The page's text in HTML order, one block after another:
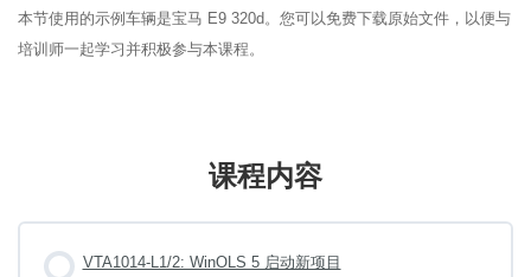
本节使用的示例车辆是宝马 E9 320d。您可以免费下载原始文件，以便与
培训师一起学习并积极参与本课程。
课程内容
VTA1014-L1/2: WinOLS 5 启动新项目